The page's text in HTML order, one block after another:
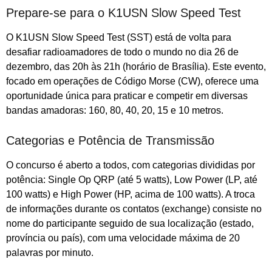
Prepare-se para o K1USN Slow Speed Test
O K1USN Slow Speed Test (SST) está de volta para
desafiar radioamadores de todo o mundo no dia 26 de
dezembro, das 20h às 21h (horário de Brasília). Este evento,
focado em operações de Código Morse (CW), oferece uma
oportunidade única para praticar e competir em diversas
bandas amadoras: 160, 80, 40, 20, 15 e 10 metros.
Categorias e Potência de Transmissão
O concurso é aberto a todos, com categorias divididas por
potência: Single Op QRP (até 5 watts), Low Power (LP, até
100 watts) e High Power (HP, acima de 100 watts). A troca
de informações durante os contatos (exchange) consiste no
nome do participante seguido de sua localização (estado,
província ou país), com uma velocidade máxima de 20
palavras por minuto.